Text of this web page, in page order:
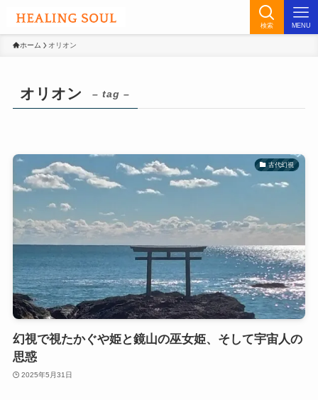
検索 MENU
ホーム オリオン
オリオン – tag –
古代幻視
幻視で視たかぐや姫と鏡山の巫女姫、そして宇宙人の
思惑
2025年5月31日